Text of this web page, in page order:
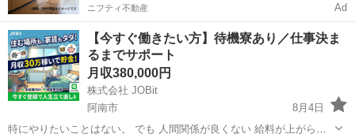
ニフティ不動産 Ad
【今すぐ働きたい方】待機寮あり／仕事決ま
るまでサポート
月収380,000円
株式会社 JOBit
阿南市
8月4日
特にやりたいことはない。 でも 人間関係が良くない 給料が上がらな